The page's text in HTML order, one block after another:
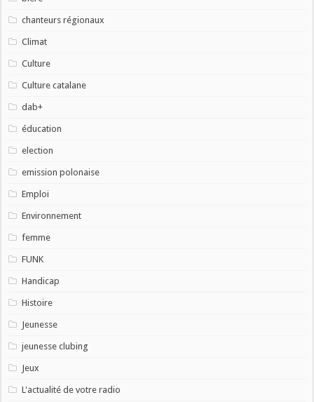
chanteurs régionaux
Climat
Culture
Culture catalane
dab+
éducation
election
emission polonaise
Emploi
Environnement
femme
FUNK
Handicap
Histoire
Jeunesse
jeunesse clubing
Jeux
L'actualité de votre radio